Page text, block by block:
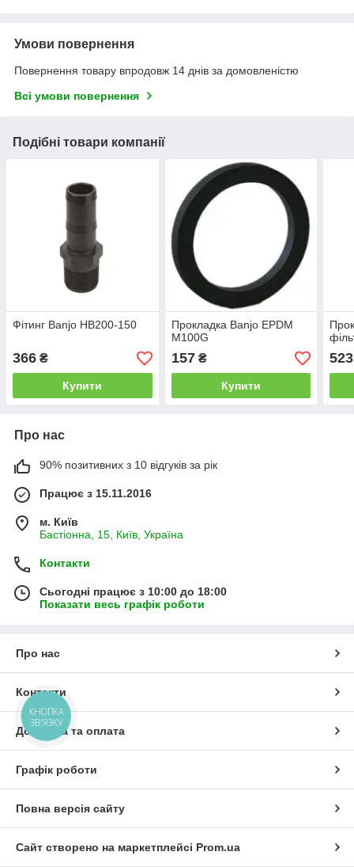
Умови повернення
Повернення товару впродовж 14 днів за домовленістю
Всі умови повернення
Подібні товари компанії
Фітинг Banjo HB200-150
366 ₴
Купити
Прокладка Banjo EPDM
M100G
157₴
Купити
523
Про нас
90% позитивних з 10 відгуків за рік
Працює з 15.11.2016
м. Київ
Бастіонна, 15, Київ, Україна
Контакти
Сьогодні працює з 10:00 до 18:00
Показати весь графік роботи
Про нас
Контакти
Доставка та оплата
Графік роботи
Повна версія сайту
Сайт створено на маркетплейсі Prom.ua
КНОПКА
ЗВ'ЯЗКУ